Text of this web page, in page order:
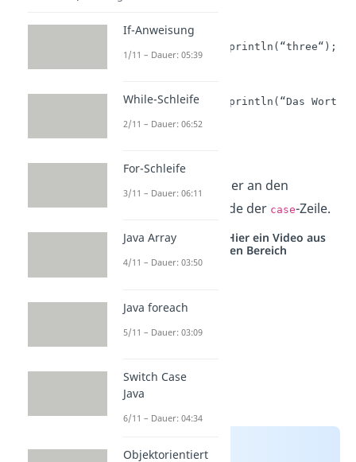
    case “drei“:
	System.out.println(“Das Wort ist unbekannt.“);
Wichtig:
Denke immer an den
Doppelpunkt am Ende der case-Zeile.
Studyflix vernetzt: Hier ein Video aus
einem anderen Bereich
If-Anweisung
1/11 – Dauer: 05:39
While-Schleife
2/11 – Dauer: 06:52
For-Schleife
3/11 – Dauer: 06:11
Java Array
4/11 – Dauer: 03:50
Java foreach
5/11 – Dauer: 03:09
Switch Case
Java
6/11 – Dauer: 04:34
Objektorientiert